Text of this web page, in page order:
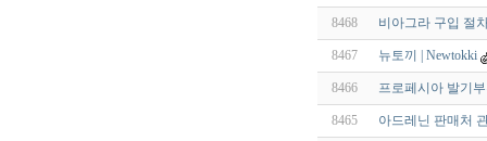
8468 비아그라 구입 절
8467 뉴토끼 | Newtokki
8466 프로페시아 발기
8465 아드레닌 판매처